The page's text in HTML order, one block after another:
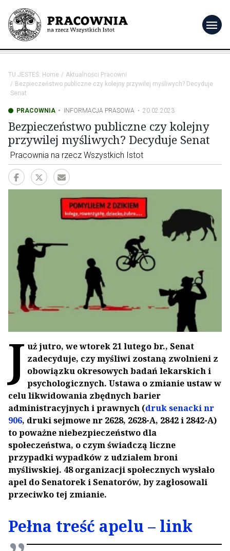
menu
TU JESTEŚ: Home
Aktualności Pracowni
Bezpieczeństwo publiczne czy kolejny przywilej myśliwych? Decyduje
Senat
PRACOWNIA INFORMACJA PRASOWA 20.02.2023
Bezpieczeństwo publiczne czy kolejny
przywilej myśliwych? Decyduje Senat
Pracownia na rzecz Wszystkich Istot
J uż jutro, we wtorek 21 lutego br., Senat
zadecyduje, czy myśliwi zostaną zwolnieni z
obowiązku okresowych badań lekarskich i
psychologicznych. Ustawa o zmianie ustaw w
celu likwidowania zbędnych barier
administracyjnych i prawnych (druk senacki nr
906, druki sejmowe nr 2628, 2628-A, 2842 i 2842-A)
to poważne niebezpieczeństwo dla
społeczeństwa, o czym świadczą liczne
przypadki wypadków z udziałem broni
myśliwskiej. 48 organizacji społecznych wysłało
apel do Senatorek i Senatorów, by zagłosowali
przeciwko tej zmianie.
Pełna treść apelu – link